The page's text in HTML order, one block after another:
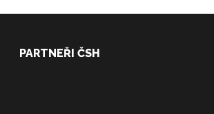
PARTNEŘI ČSH